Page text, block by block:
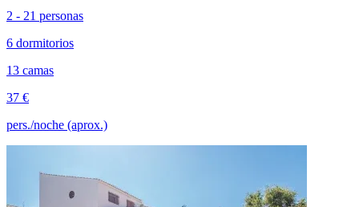
2 - 21 personas
6 dormitorios
13 camas
37 €
pers./noche (aprox.)